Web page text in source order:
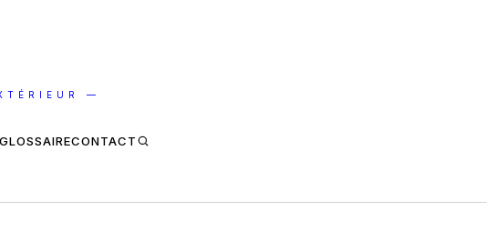
—
GLOSSAIRECONTACT